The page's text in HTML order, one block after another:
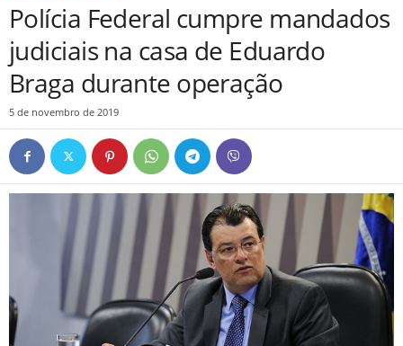
Polícia Federal cumpre mandados
judiciais na casa de Eduardo
Braga durante operação
5 de novembro de 2019